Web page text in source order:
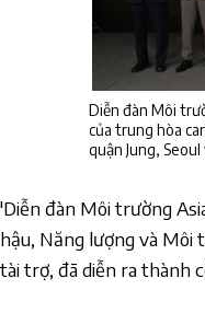
Diễn đàn Môi
của trung hòa
quận Jung,
'Diễn đàn Môi trường
hậu, Năng lượng và Môi
tài trợ, đã diễn ra thành